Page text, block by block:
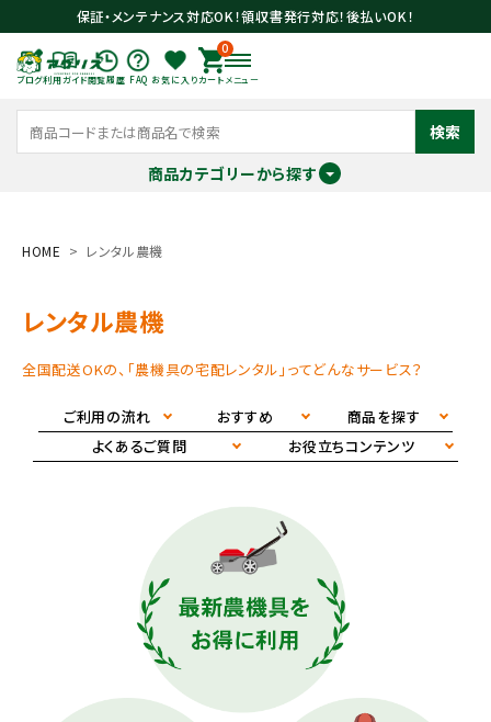
保証・メンテナンス対応OK！領収書発行対応！後払いOK！
ブログ利用ガイド閲覧履歴 FAQ お気に入り
0
カート メニュー
検索
商品カテゴリーから探す
meeting_room ログイン
HOME レンタル農機
レンタル農機
全国配送OKの、「農機具の宅配レンタル」ってどんなサービス？
ご利用の流れ おすすめ
商品を探す
よくあるご質問
お役立ちコンテンツ